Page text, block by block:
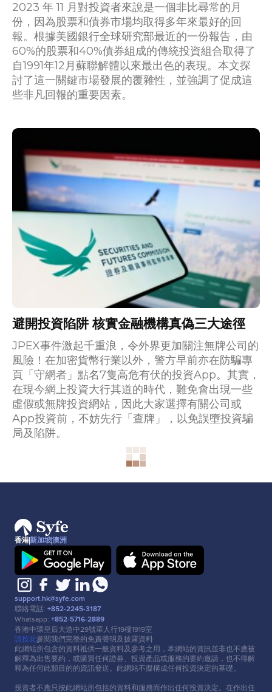
2023 年 11 月對投資者來說是一個非比尋常的月
份，因為股票和債券市場均取得多年來最好的回
報。根據美國銀行全球研究部最近的一份報告，由
60%的股票和40%債券組成的傳統投資組合取得了
自1991年12月蘇聯解體以來最出色的表現。本文探
討了這一關鍵市場發展的覆雜性，並強調了促成這
些非凡回報的重要因素。
避開投資陷阱 核實金融機構真偽三大途徑
JPEX事件激起千重浪，令外界更加關注無牌公司的
風險！在加密貨幣行業以外，警方早前亦在防騙專
頁「守網者」點名7隻高危有伏的投資App。其實，
在現今網上投資大行其道的時代，難免會出現一些
虛假或無牌投資網站，因此大家選擇有關公司或
App投資前，不妨先行「查牌」，以免誤墮投資騙
局及陷阱。
香港新加坡澳洲
support.hk@syfe.com
聯絡電話: +852-2245-3187
Whatsapp: +852-5716-2889
香港中環皇后⼤道中29號華⼈⾏19樓1919室
請按此參閱我們完整的免責聲明及披露資料
此網站所包含的資料祗供⼀般資料及參考之⽤，本網站的資訊並非也不應被
解釋為出售要約，或購買任何證券、投資產品或服務的要約邀請，也不得解
釋為任何此類⽬的的資訊發送。此網站不擬構成任何投資決定的基礎。
投資者不應只按此網站所包括的資料和服務⽽作出任何投資決定。在作出任